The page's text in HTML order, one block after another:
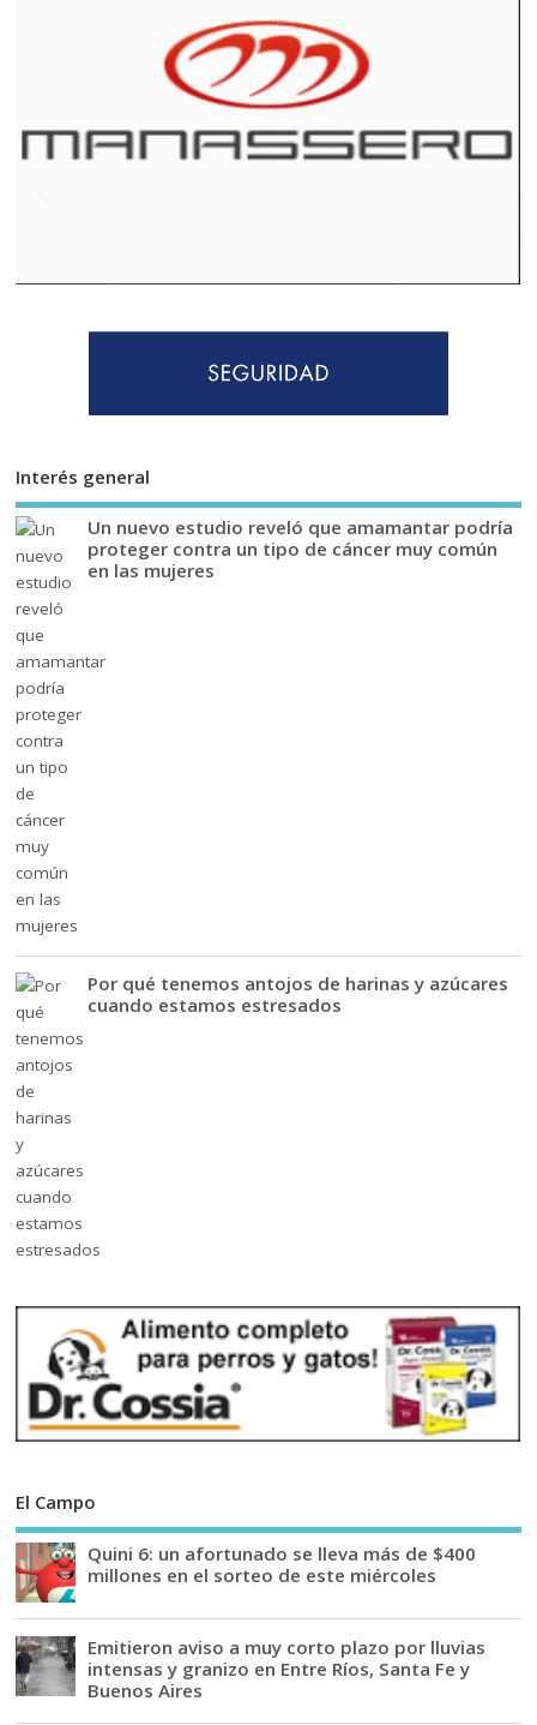
Interés general
Un nuevo estudio reveló que amamantar podría
proteger contra un tipo de cáncer muy común
en las mujeres
Por qué tenemos antojos de harinas y azúcares
cuando estamos estresados
El Campo
Quini 6: un afortunado se lleva más de $400
millones en el sorteo de este miércoles
Emitieron aviso a muy corto plazo por lluvias
intensas y granizo en Entre Ríos, Santa Fe y
Buenos Aires